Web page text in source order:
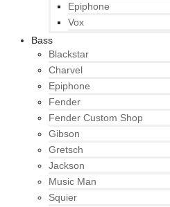
Epiphone
Vox
Bass
Blackstar
Charvel
Epiphone
Fender
Fender Custom Shop
Gibson
Gretsch
Jackson
Music Man
Squier